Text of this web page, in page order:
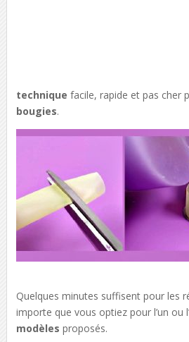
technique facile, rapide et pas cher
bougies.
Quelques minutes suffisent pour les
importe que vous optiez pour l’un ou
modèles proposés.